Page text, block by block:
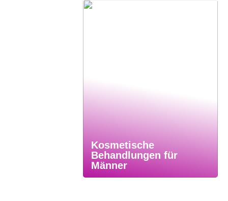
Kosmetische
Behandlungen für
Männer